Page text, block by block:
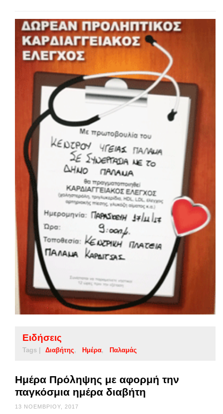
Ειδήσεις
Tags | Διαβήτης Ημέρα Παλαμάς
Ημέρα Πρόληψης με αφορμή την
παγκόσμια ημέρα διαβήτη
13 ΝΟΕΜΒΡΊΟΥ, 2017